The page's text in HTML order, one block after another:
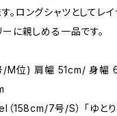
。ロングシャツとしてレ
ーに親しめる一品です。
位) 肩幅 51cm/ 身幅
158cm/7号/S） 「ゆと